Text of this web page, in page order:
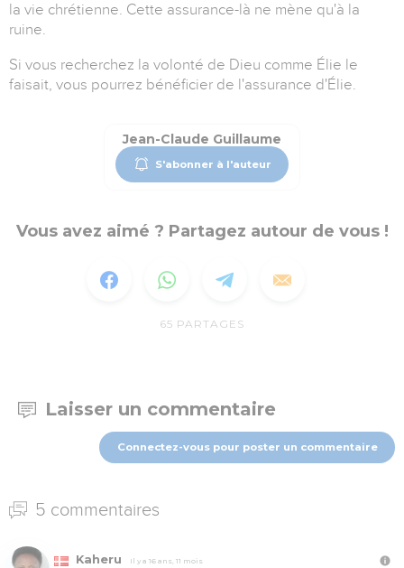
la vie chrétienne. Cette assurance-là ne mène qu'à la
ruine.
Si vous recherchez la volonté de Dieu comme Élie le
faisait, vous pourrez bénéficier de l'assurance d'Élie.
Jean-Claude Guillaume
S'abonner à l'auteur
Vous avez aimé ? Partagez autour de vous !
65 PARTAGES
Laisser un commentaire
Connectez-vous pour poster un commentaire
5 commentaires
Kaheru Il y a 16 ans, 11 mois